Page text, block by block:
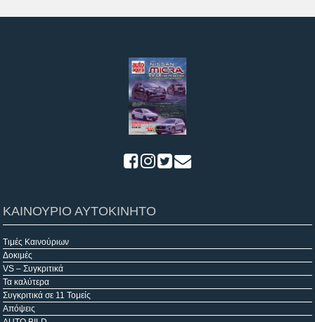
ΚΑΙΝΟΥΡΙΟ ΑΥΤΟΚΙΝΗΤΟ
Τιμές Καινούριων
Δοκιμές
VS – Συγκριτικά
Τα καλύτερα
Συγκριτικά σε 11 Τομείς
Απόψεις